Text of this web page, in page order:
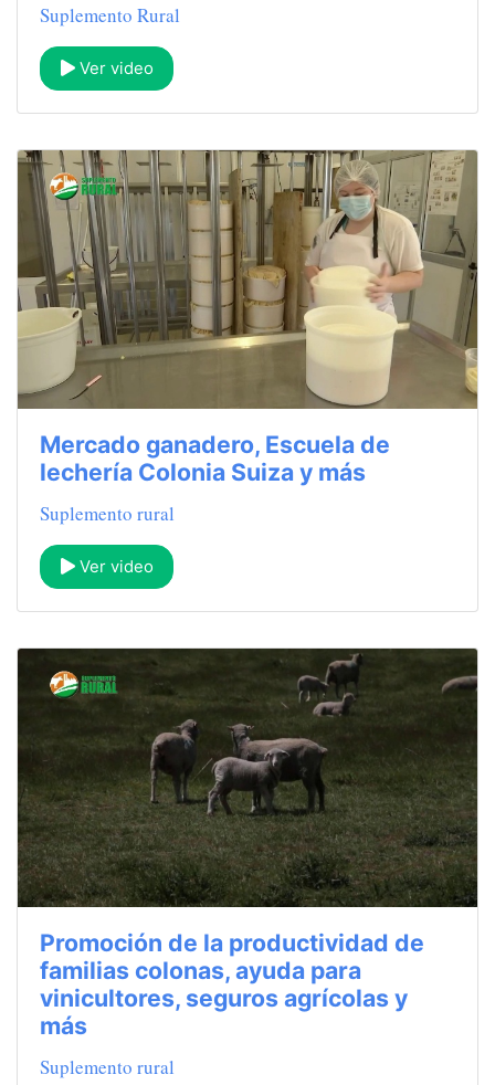
Suplemento Rural
Ver video
Mercado ganadero, Escuela de
lechería Colonia Suiza y más
Suplemento rural
Ver video
Promoción de la productividad de
familias colonas, ayuda para
vinicultores, seguros agrícolas y
más
Suplemento rural